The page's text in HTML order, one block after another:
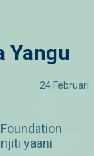
Yangu
24 Februari
yaani